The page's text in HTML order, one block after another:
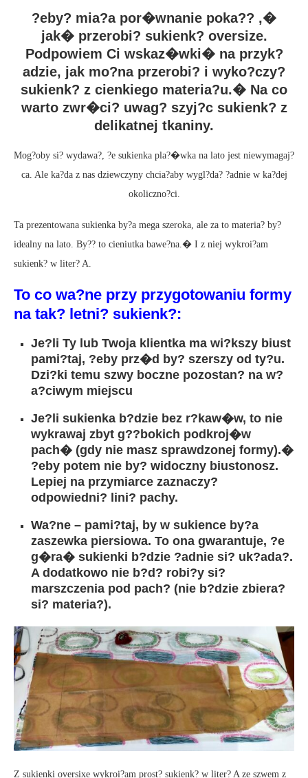
?eby? mia?a por�wnanie poka?? ,�
jak� przerobi? sukienk? oversize.
Podpowiem Ci wskaz�wki� na przyk?
adzie, jak mo?na przerobi? i wyko?czy?
sukienk? z cienkiego materia?u.� Na co
warto zwr�ci? uwag? szyj?c sukienk? z
delikatnej tkaniny.
Mog?oby si? wydawa?, ?e sukienka pla?�wka na lato jest niewymagaj?
ca. Ale ka?da z nas dziewczyny chcia?aby wygl?da? ?adnie w ka?dej
okoliczno?ci.
Ta prezentowana sukienka by?a mega szeroka, ale za to materia? by?
idealny na lato. By?? to cieniutka bawe?na.� I z niej wykroi?am
sukienk? w liter? A.
To co wa?ne przy przygotowaniu formy
na tak? letni? sukienk?:
Je?li Ty lub Twoja klientka ma wi?kszy biust
pami?taj, ?eby prz�d by? szerszy od ty?u.
Dzi?ki temu szwy boczne pozostan? na w?
a?ciwym miejscu
Je?li sukienka b?dzie bez r?kaw�w, to nie
wykrawaj zbyt g??bokich podkroj�w
pach� (gdy nie masz sprawdzonej formy).�
?eby potem nie by? widoczny biustonosz.
Lepiej na przymiarce zaznaczy?
odpowiedni? lini? pachy.
Wa?ne – pami?taj, by w sukience by?a
zaszewka piersiowa. To ona gwarantuje, ?e
g�ra� sukienki b?dzie ?adnie si? uk?ada?.
A dodatkowo nie b?d? robi?y si?
marszczenia pod pach? (nie b?dzie zbiera?
si? materia?).
Z sukienki oversixe wykroi?am prost? sukienk? w liter? A ze szwem z